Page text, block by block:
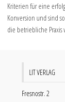
Kriterien für eine
Konversion und sind
die betriebliche Praxis
LIT VERLAG
Fresnostr. 2